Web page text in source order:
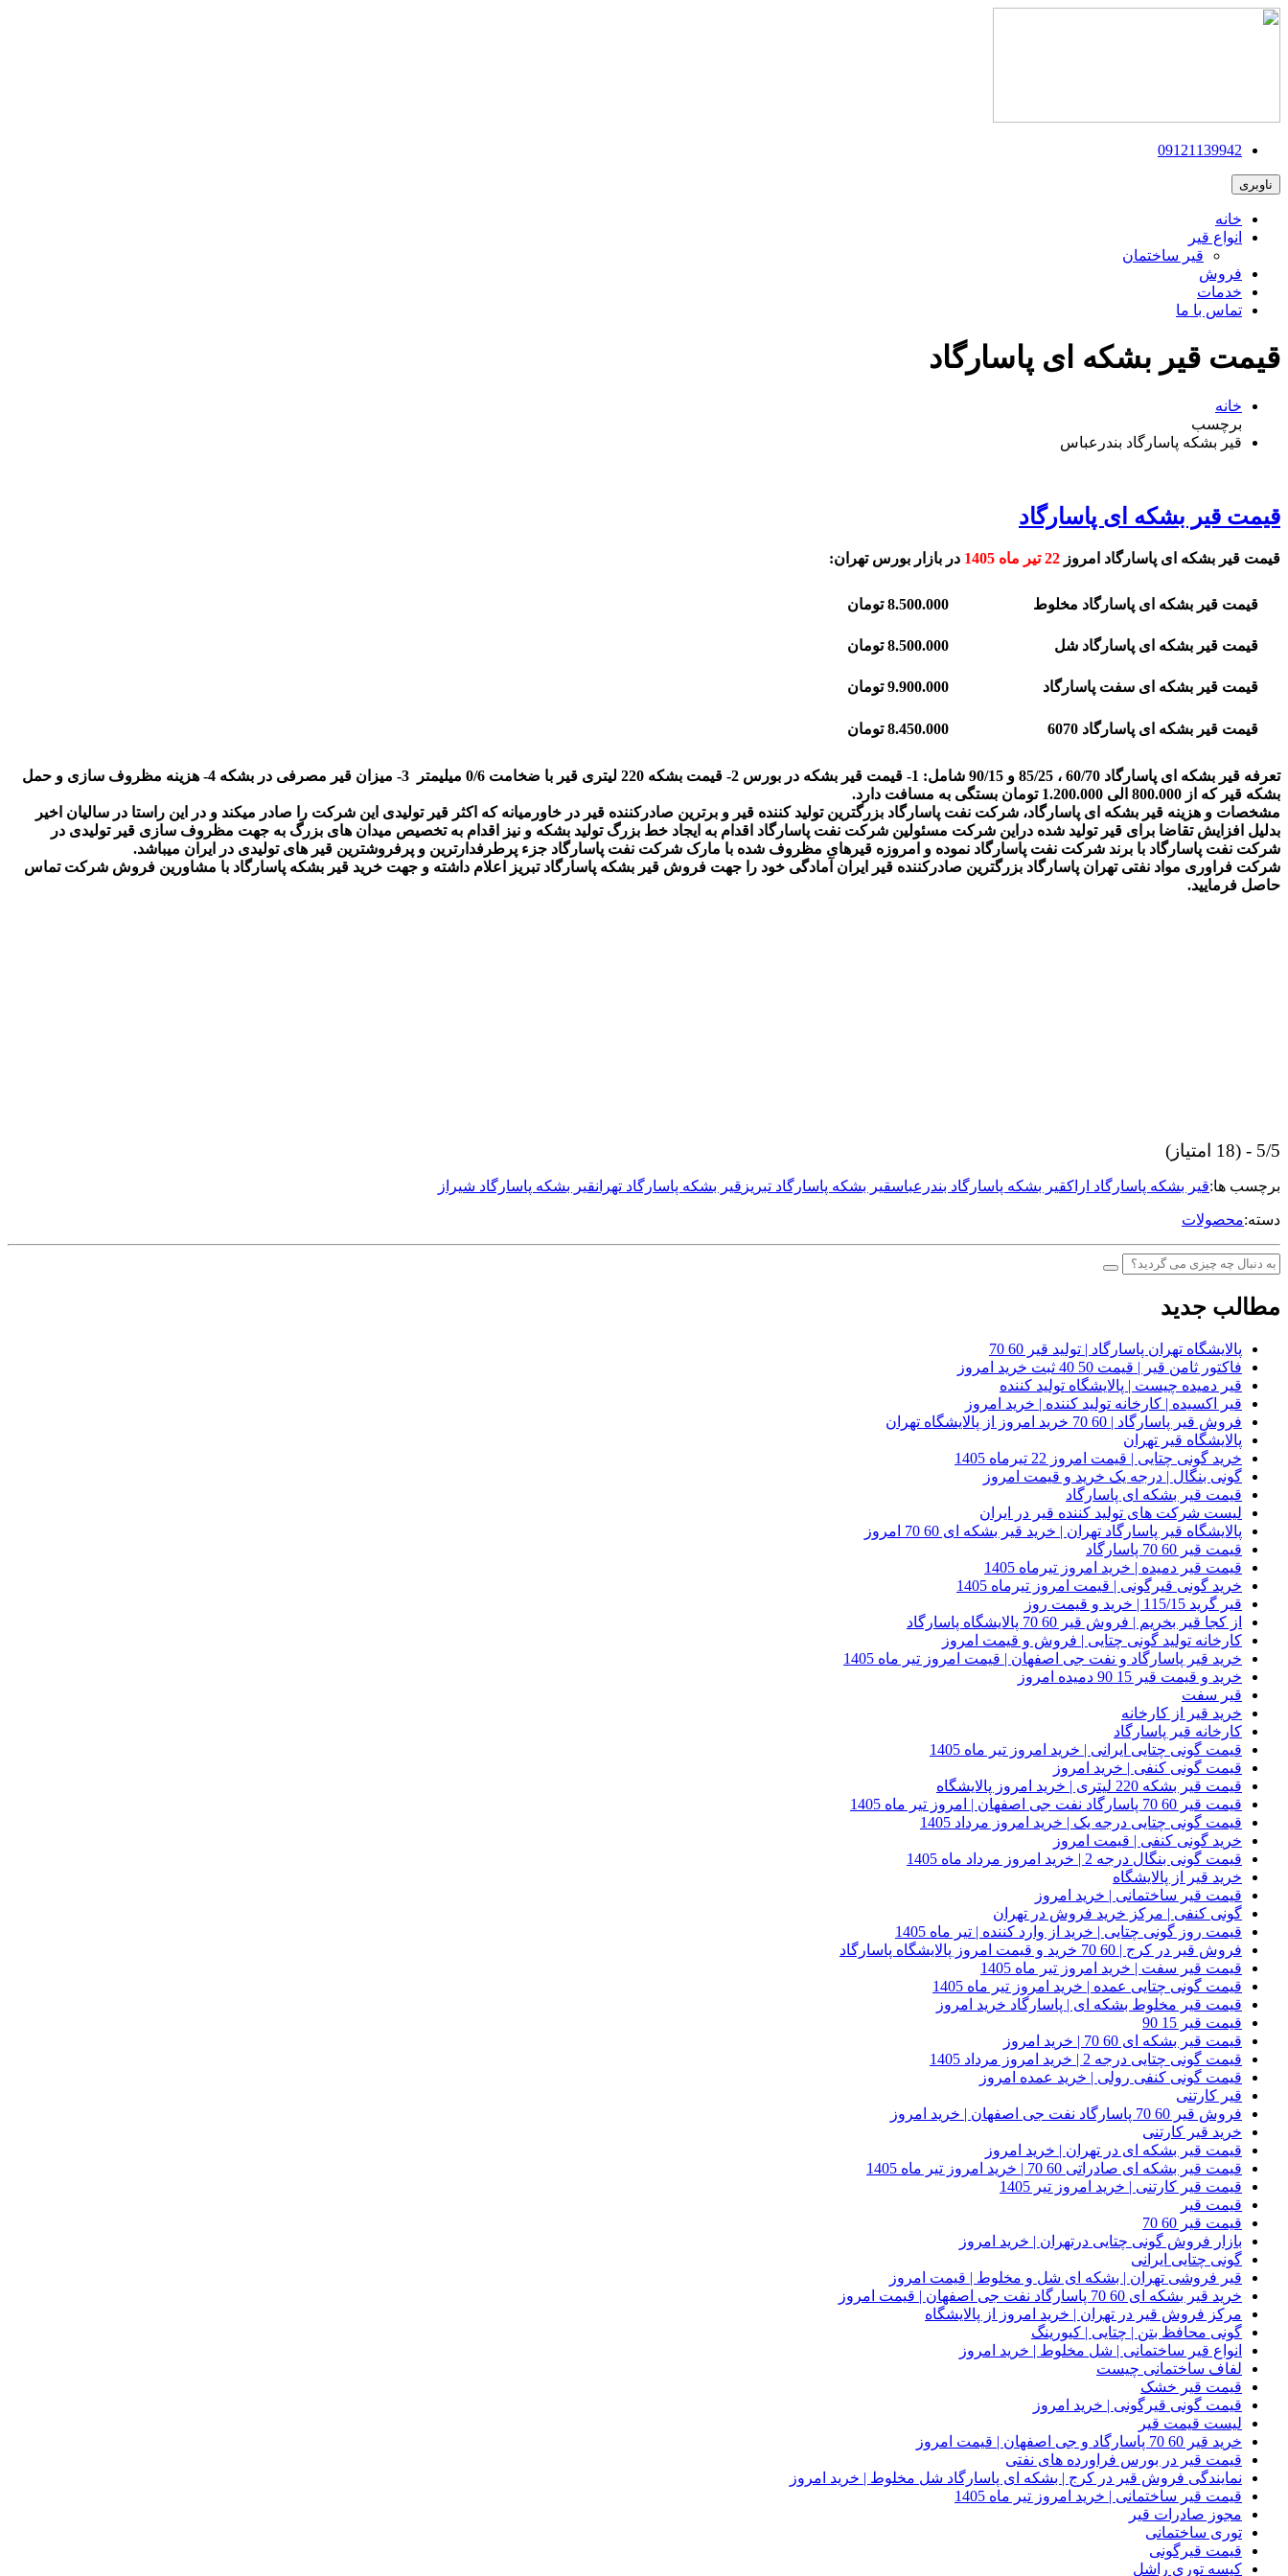
09121139942
ناوبری
خانه
انواع قیر
قیر ساختمان
فروش
خدمات
تماس با ما
قیمت قیر بشکه ای پاسارگاد
خانه
برچسب
قیر بشکه پاسارگاد بندرعباس
قیمت قیر بشکه ای پاسارگاد
قیمت قیر بشکه ای پاسارگاد امروز 22 تیر ماه 1405 در بازار بورس تهران:
قیمت قیر بشکه ای پاسارگاد مخلوط
قیمت قیر بشکه ای پاسارگاد شل
قیمت قیر بشکه ای سفت پاسارگاد
قیمت قیر بشکه ای پاسارگاد 6070
تعرفه قیر بشکه ای پاسارگاد 60/70 ، 85/25 و 90/15 شامل: 1- قیمت قیر بشکه در بورس 2- قیمت بشکه 220 لیتری قیر با ضخامت 0/6 میلیمتر 3- میزان قیر مصرفی در بشکه 4- هزینه مظروف سازی و حمل
بشکه قیر که از 800.000 الی 1.200.000 تومان بستگی به مسافت دارد.
مشخصات و هزینه قیر بشکه ای پاسارگاد، شرکت نفت پاسارگاد بزرگترین تولید کننده قیر و برترین صادرکننده قیر در خاورمیانه که اکثر قیر تولیدی این شرکت را صادر میکند و در این راستا در سالیان اخیر
بدلیل افزایش تقاضا برای قیر تولید شده دراین شرکت مسئولین شرکت نفت پاسارگاد اقدام به ایجاد خط بزرگ تولید بشکه و نیز اقدام به تخصیص میدان های بزرگ به جهت مظروف سازی قیر تولیدی در
شرکت نفت پاسارگاد با برند شرکت نفت پاسارگاد نموده و امروزه قیرهای مظروف شده با مارک شرکت نفت پاسارگاد جزء پرطرفدارترین و پرفروشترین قیر های تولیدی در ایران میباشد.
شرکت فراوری مواد نفتی تهران پاسارگاد بزرگترین صادرکننده قیر ایران آمادگی خود را جهت فروش قیر بشکه پاسارگاد تبریز اعلام داشته و جهت خرید قیر بشکه پاسارگاد با مشاورین فروش شرکت تماس
حاصل فرمایید.
5/5 - (18 امتیاز)
برچسب ها:قیر بشکه پاسارگاد اراکقیر بشکه پاسارگاد بندرعباسقیر بشکه پاسارگاد تبریز قیر بشکه پاسارگاد تهرانقیر بشکه پاسارگاد شیراز
دسته:محصولات
مطالب جدید
پالایشگاه تهران پاسارگاد | تولید قیر 60 70
فاکتور ثامن قیر | قیمت 50 40 ثبت خرید امروز
قیر دمیده چیست | پالایشگاه تولید کننده
قیر اکسیده | کارخانه تولید کننده | خرید امروز
فروش قیر پاسارگاد | 60 70 خرید امروز از پالایشگاه تهران
پالایشگاه قیر تهران
خرید گونی چتایی | قیمت امروز 22 تیرماه 1405
گونی بنگال | درجه یک خرید و قیمت امروز
قیمت قیر بشکه ای پاسارگاد
لیست شرکت های تولید کننده قیر در ایران
پالایشگاه قیر پاسارگاد تهران | خرید قیر بشکه ای 60 70 امروز
قیمت قیر 60 70 پاسارگاد
قیمت قیر دمیده | خرید امروز تیرماه 1405
خرید گونی قیرگونی | قیمت امروز تیرماه 1405
قیر گرید 115/15 | خرید و قیمت روز
از کجا قیر بخریم | فروش قیر 60 70 پالایشگاه پاسارگاد
کارخانه تولید گونی چتایی | فروش و قیمت امروز
خرید قیر پاسارگاد و نفت جی اصفهان | قیمت امروز تیر ماه 1405
خرید و قیمت قیر 15 90 دمیده امروز
قیر سفت
خرید قیر از کارخانه
کارخانه قیر پاسارگاد
قیمت گونی چتایی ایرانی | خرید امروز تیر ماه 1405
قیمت گونی کنفی | خرید امروز
قیمت قیر بشکه 220 لیتری | خرید امروز پالایشگاه
قیمت قیر 60 70 پاسارگاد نفت جی اصفهان | امروز تیر ماه 1405
قیمت گونی چتایی درجه یک | خرید امروز مرداد 1405
خرید گونی کنفی | قیمت امروز
قیمت گونی بنگال درجه 2 | خرید امروز مرداد ماه 1405
خرید قیر از پالایشگاه
قیمت قیر ساختمانی | خرید امروز
گونی کنفی | مرکز خرید فروش در تهران
قیمت روز گونی چتایی | خرید از وارد کننده | تیر ماه 1405
فروش قیر در کرج | 60 70 خرید و قیمت امروز پالایشگاه پاسارگاد
قیمت قیر سفت | خرید امروز تیر ماه 1405
قیمت گونی چتایی عمده | خرید امروز تیر ماه 1405
قیمت قیر مخلوط بشکه ای | پاسارگاد خرید امروز
قیمت قیر 15 90
قیمت قیر بشکه ای 60 70 | خرید امروز
قیمت گونی چتایی درجه 2 | خرید امروز مرداد 1405
قیمت گونی کنفی رولی | خرید عمده امروز
قیر کارتنی
فروش قیر 60 70 پاسارگاد نفت جی اصفهان | خرید امروز
خرید قیر کارتنی
قیمت قیر بشکه ای در تهران | خرید امروز
قیمت قیر بشکه ای صادراتی 60 70 | خرید امروز تیر ماه 1405
قیمت قیر کارتنی | خرید امروز تیر 1405
قیمت قیر
قیمت قیر 60 70
بازار فروش گونی چتایی درتهران | خرید امروز
گونی چتایی ایرانی
قیر فروشی تهران | بشکه ای شل و مخلوط | قیمت امروز
خرید قیر بشکه ای 60 70 پاسارگاد نفت جی اصفهان | قیمت امروز
مرکز فروش قیر در تهران | خرید امروز از پالایشگاه
گونی محافظ بتن | چتایی | کیورینگ
انواع قیر ساختمانی | شل مخلوط | خرید امروز
لفاف ساختمانی چیست
قیمت قیر خشک
قیمت گونی قیرگونی | خرید امروز
لیست قیمت قیر
خرید قیر 60 70 پاسارگاد و جی اصفهان | قیمت امروز
قیمت قیر در بورس فراورده های نفتی
نمایندگی فروش قیر در کرج | بشکه ای پاسارگاد شل مخلوط | خرید امروز
قیمت قیر ساختمانی | خرید امروز تیر ماه 1405
مجوز صادرات قیر
توری ساختمانی
قیمت قیرگونی
کیسه توری راشل